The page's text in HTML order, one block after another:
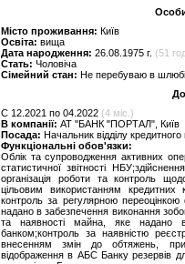
Місто проживання: Київ
Освіта: вища
Дата народження: 26.08.1975 г. (51
Стать: Чоловіча
Сімейний стан: Не перебуваю в
C 12.2021 по 04.2022 (4 міс.)
В компанії: АТ "БАНК "ПОРТАЛ", Київ
Посада: Начальник відділу
Функціональні обов'язки:
Облік та супроводження активних
статистичної звітності
організація роботи та контроль
цільовим використанням
контроль за регулярною
надано в забезпечення виконання
та наявності майна, яке надано
банком;контроль за наявністю
внесенням змін до обтяжень,
відображення в АБС Банку резервів